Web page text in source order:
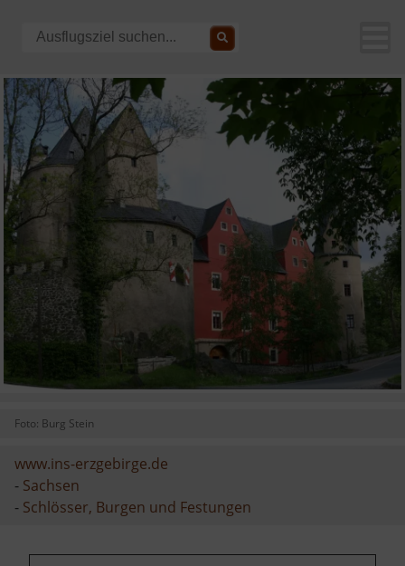
Foto: Burg Stein
www.ins-erzgebirge.de
- Sachsen
- Schlösser, Burgen und Festungen